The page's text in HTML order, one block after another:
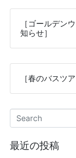
［ゴールデン
知らせ］
［春のバスツ
最近の投稿